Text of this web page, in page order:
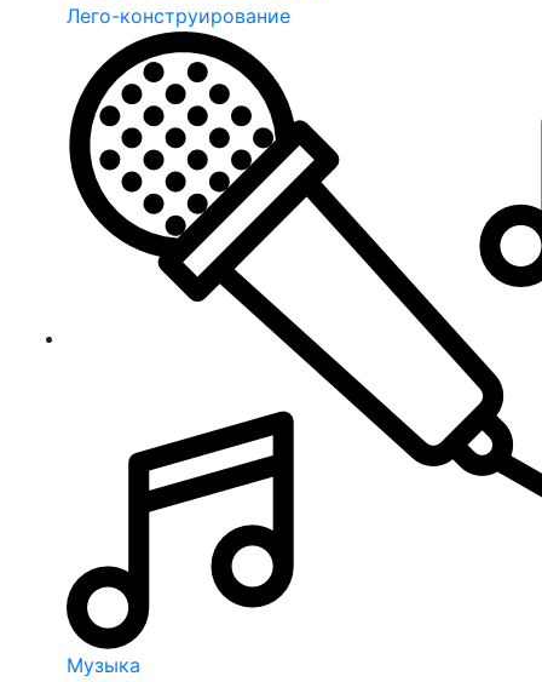
Лего-конструирование
Музыка